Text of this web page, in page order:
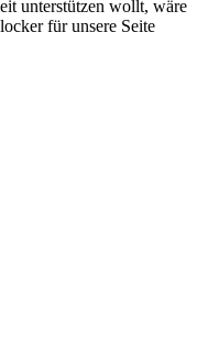
unterstützen wollt, wäre
für unsere Seite